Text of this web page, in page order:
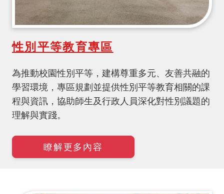
性別平等教育專區
為推動校園性別平等，建構尊重多元、友善共融的
學習環境，專區規劃並提供性別平等教育相關的課
程與資訊，協助師生及行政人員深化對性別議題的
理解與實踐。
瞭解更多內容